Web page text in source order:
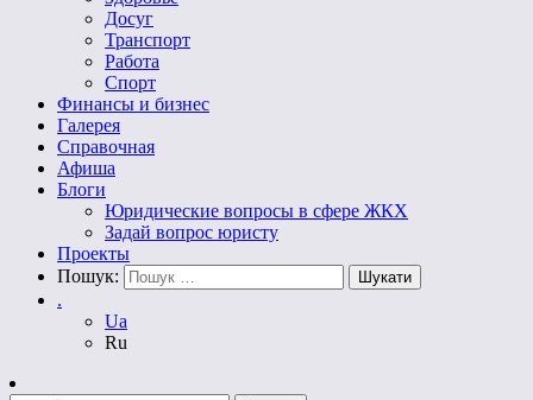
Досуг
Транспорт
Работа
Спорт
Финансы и бизнес
Галерея
Справочная
Афиша
Блоги
Юридические вопросы в сфере ЖКХ
Задай вопрос юристу
Проекты
Пошук:
.
Ua
Ru